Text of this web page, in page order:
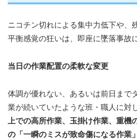
ニコチン切れによる集中力低下や、
平衡感覚の狂いは、即座に墜落事故
当日の作業配置の柔軟な変更
体調が優れない、あるいは前日まで
業が続いていたような班・職人に対
上での高所作業、玉掛け作業、重機
の「一瞬のミスが致命傷になる作業